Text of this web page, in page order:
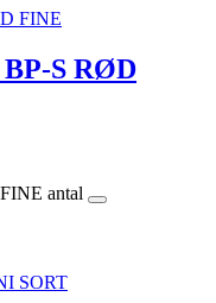
S RØD
antal